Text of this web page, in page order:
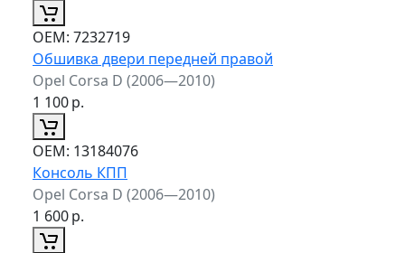
ОЕМ: 7232719
Обшивка двери передней правой
Opel Corsa D (2006—2010)
1 100р.
ОЕМ: 13184076
Консоль КПП
Opel Corsa D (2006—2010)
1 600р.